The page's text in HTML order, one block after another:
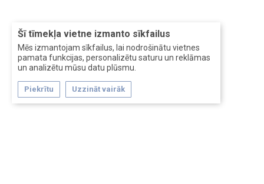
Šī tīmekļa vietne izmanto sīkfailus
Mēs izmantojam sīkfailus, lai nodrošinātu vietnes
pamata funkcijas, personalizētu saturu un reklāmas
un analizētu mūsu datu plūsmu.
Piekrītu Uzzināt vairāk